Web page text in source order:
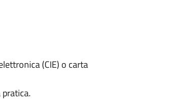
(CIE) o carta